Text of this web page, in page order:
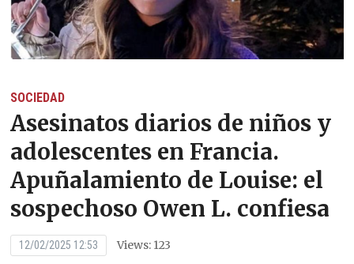
SOCIEDAD
Asesinatos diarios de niños y
adolescentes en Francia.
Apuñalamiento de Louise: el
sospechoso Owen L. confiesa
12/02/2025 12:53 Views: 123